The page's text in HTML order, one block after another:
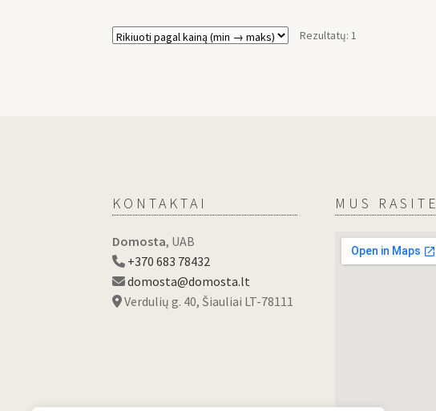
Rezultatų: 1
KONTAKTAI
Domosta, UAB
+370 683 78432
domosta@domosta.lt
Verdulių g. 40, Šiauliai LT-78111
MUS RASITE